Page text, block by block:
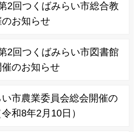
2回つくばみらい市総合教
お知らせ
2回つくばみらい市図書館
のお知らせ
市農業委員会総会開催の
和8年2月10日）